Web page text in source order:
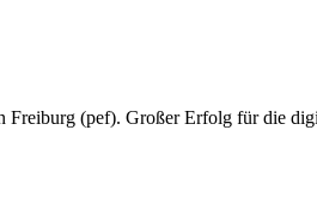
Freiburg (pef). Großer Erfolg für die